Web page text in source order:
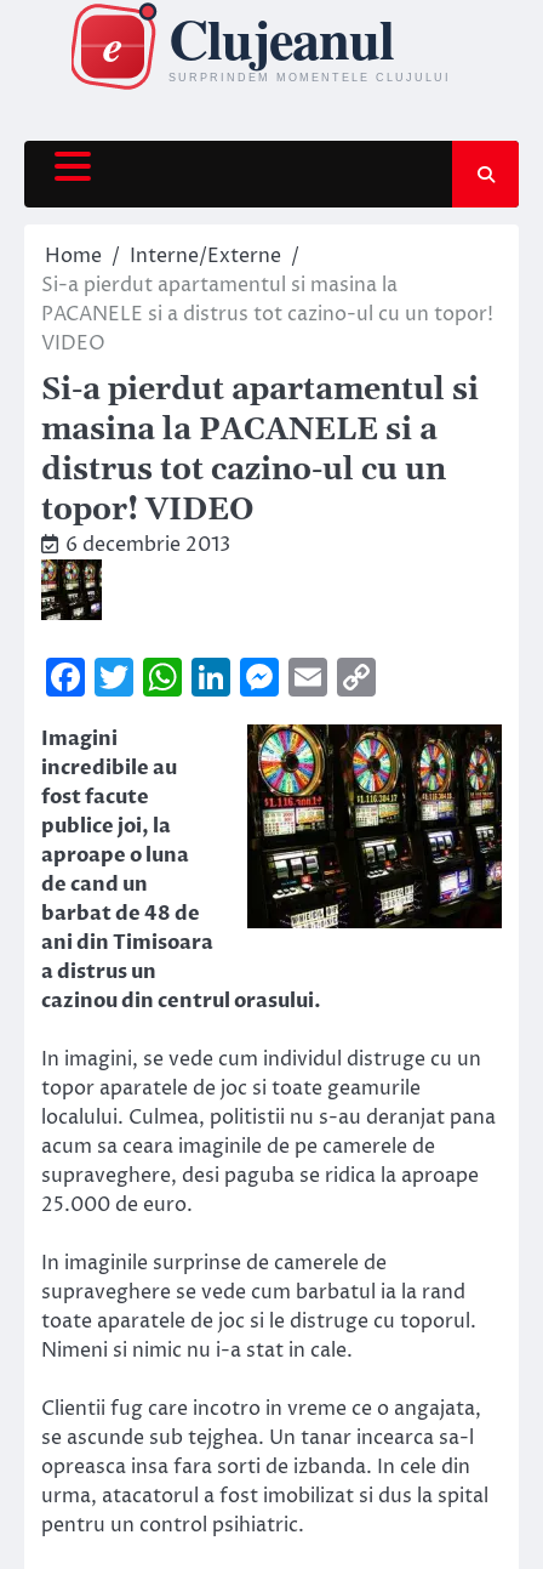
content
Home
Interne/Externe
Si-a pierdut apartamentul si masina la
PACANELE si a distrus tot cazino-ul cu un topor!
VIDEO
Si-a pierdut apartamentul si
masina la PACANELE si a
distrus tot cazino-ul cu un
topor! VIDEO
6 decembrie 2013
Facebook
Twitter
WhatsApp
LinkedIn
Messenger
Email
Link
Imagini
incredibile au
fost facute
publice joi, la
aproape o luna
de cand un
barbat de 48 de
ani din Timisoara
a distrus un
cazinou din centrul orasului.
In imagini, se vede cum individul distruge cu un
topor aparatele de joc si toate geamurile
localului. Culmea, politistii nu s-au deranjat pana
acum sa ceara imaginile de pe camerele de
supraveghere, desi paguba se ridica la aproape
25.000 de euro.
In imaginile surprinse de camerele de
supraveghere se vede cum barbatul ia la rand
toate aparatele de joc si le distruge cu toporul.
Nimeni si nimic nu i-a stat in cale.
Clientii fug care incotro in vreme ce o angajata,
se ascunde sub tejghea. Un tanar incearca sa-l
opreasca insa fara sorti de izbanda. In cele din
urma, atacatorul a fost imobilizat si dus la spital
pentru un control psihiatric.